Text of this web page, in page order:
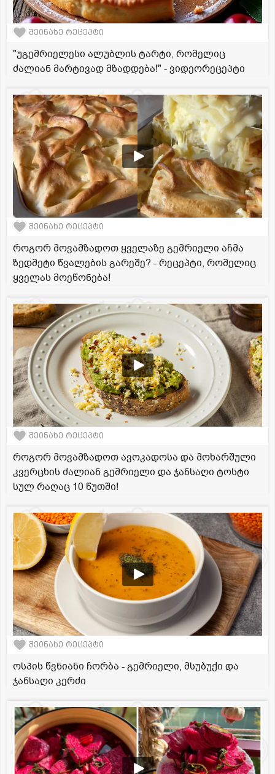
შეინახე რეცეპტი
"უგემრიელესი ალუბლის ტარტი, რომელიც
ძალიან მარტივად მზადდება!" - ვიდეორეცეპტი
შეინახე რეცეპტი
როგორ მოვამზადოთ ყველაზე გემრიელი აჩმა
ზედმეტი წვალების გარეშე? - რეცეპტი, რომელიც
ყველას მოეწონება!
შეინახე რეცეპტი
როგორ მოვამზადოთ ავოკადოსა და მოხარშული
კვერცხის ძალიან გემრიელი და ჯანსაღი ტოსტი
სულ რაღაც 10 წუთში!
შეინახე რეცეპტი
ოსპის წვნიანი ჩორბა - გემრიელი, მსუბუქი და
ჯანსაღი კერძი